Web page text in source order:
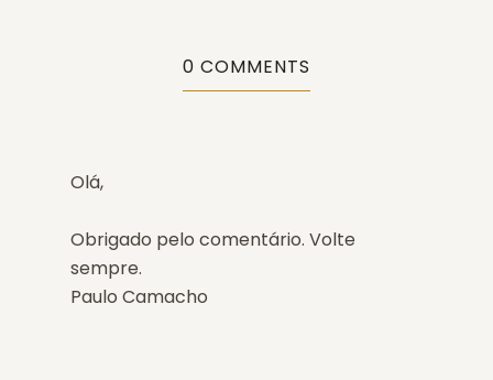
0 COMMENTS
Olá,
Obrigado pelo comentário. Volte
sempre.
Paulo Camacho